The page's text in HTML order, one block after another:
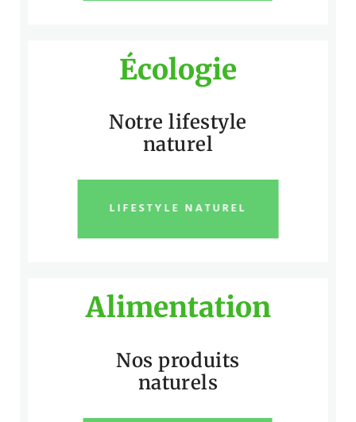
Écologie
Notre lifestyle
naturel
LIFESTYLE NATUREL
Alimentation
Nos produits
naturels